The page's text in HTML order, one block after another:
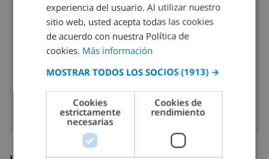
nevera
tostadora
DUTCH
FRENCH
GERMAN
CATALAN
ITALIAN
DANISH
experiencia del usuario. Al utilizar nuestro
sitio web, usted acepta todas las cookies
de acuerdo con nuestra Política de
cookies. Más información
MOSTRAR TODOS LOS SOCIOS (1913) →
Cookies
estrictamente
necesarias
Cookies de
rendimiento